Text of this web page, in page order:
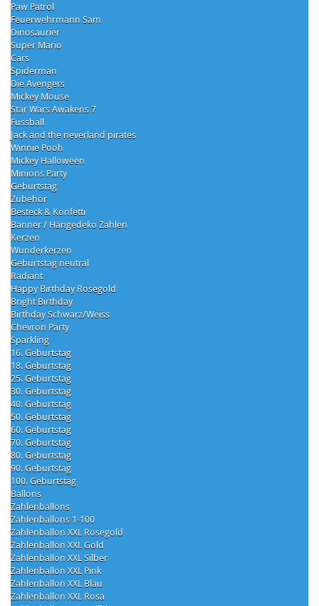
Paw Patrol
Feuerwehrmann Sam
Dinosaurier
Super Mario
Cars
Spiderman
Die Avengers
Mickey Mouse
Star Wars Awakens 7
Fussball
Jack and the neverland pirates
Winnie Pooh
Mickey Halloween
Minions Party
Geburtstag
Zubehör
Besteck & Konfetti
Banner / Hängedeko Zahlen
Kerzen
Wunderkerzen
Geburtstag neutral
Radiant
Happy Birthday Rosegold
Bright Birthday
Birthday Schwarz/Weiss
Chevron Party
Sparkling
16. Geburtstag
18. Geburtstag
25. Geburtstag
30. Geburtstag
40. Geburtstag
50. Geburtstag
60. Geburtstag
70. Geburtstag
80. Geburtstag
90. Geburtstag
100. Geburtstag
Ballons
Zahlenballons
Zahlenballons 1-100
Zahlenballon XXL Rosegold
Zahlenballon XXL Gold
Zahlenballon XXL Silber
Zahlenballon XXL Pink
Zahlenballon XXL Blau
Zahlenballon XXL Rosa